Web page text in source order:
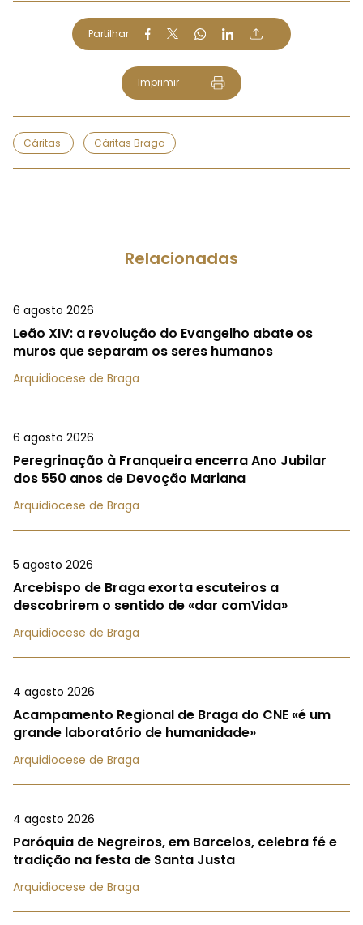
Partilhar
Imprimir
Cáritas Cáritas Braga
Relacionadas
6 agosto 2026
Leão XIV: a revolução do Evangelho abate os
muros que separam os seres humanos
Arquidiocese de Braga
6 agosto 2026
Peregrinação à Franqueira encerra Ano Jubilar
dos 550 anos de Devoção Mariana
Arquidiocese de Braga
5 agosto 2026
Arcebispo de Braga exorta escuteiros a
descobrirem o sentido de «dar comVida»
Arquidiocese de Braga
4 agosto 2026
Acampamento Regional de Braga do CNE «é um
grande laboratório de humanidade»
Arquidiocese de Braga
4 agosto 2026
Paróquia de Negreiros, em Barcelos, celebra fé e
tradição na festa de Santa Justa
Arquidiocese de Braga